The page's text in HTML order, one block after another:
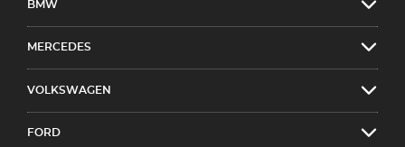
BMW
MERCEDES
VOLKSWAGEN
FORD